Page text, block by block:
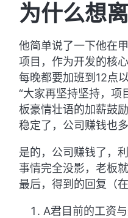
为什么想离
他简单说了一下他在
项目，作为开发的核
每晚都要加班到12点
“大家再坚持坚持，项
板豪情壮语的加薪鼓
稳定了，公司赚钱也多
是的，公司赚钱了，
事情完全没影，老板
最后，得到的回复（
A君目前的工资